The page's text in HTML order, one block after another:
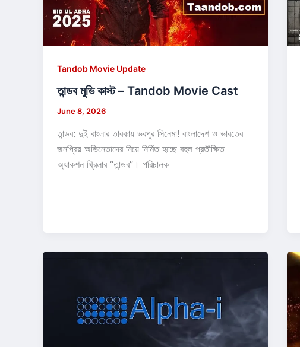
Tandob Movie Update
তান্ডব মুভি কাস্ট – Tandob Movie Cast
June 8, 2026
তান্ডব: দুই বাংলার তারকায় ভরপুর সিনেমা! বাংলাদেশ ও ভারতের
জনপ্রিয় অভিনেতাদের নিয়ে নির্মিত হচ্ছে বহুল প্রতীক্ষিত
অ্যাকশন থ্রিলার “তান্ডব”। পরিচালক